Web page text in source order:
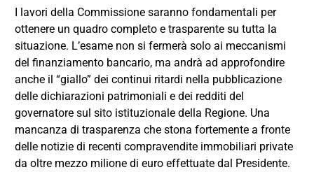
I lavori della Commissione saranno fondamentali per
ottenere un quadro completo e trasparente su tutta la
situazione. L’esame non si fermerà solo ai meccanismi
del finanziamento bancario, ma andrà ad approfondire
anche il “giallo” dei continui ritardi nella pubblicazione
delle dichiarazioni patrimoniali e dei redditi del
governatore sul sito istituzionale della Regione. Una
mancanza di trasparenza che stona fortemente a fronte
delle notizie di recenti compravendite immobiliari private
da oltre mezzo milione di euro effettuate dal Presidente.